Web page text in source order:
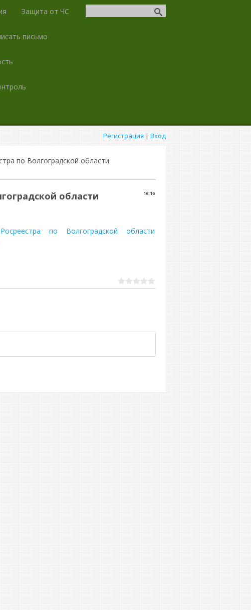
Защита от ЧС
письмо
Регистрация | Вход
по Волгоградской области
16:16
области
по Волгоградской области